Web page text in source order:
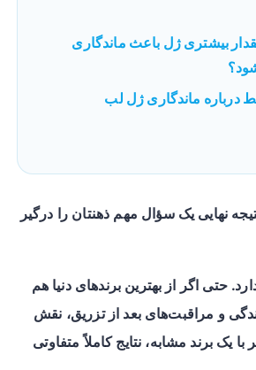
بیشتری ژل باعث ماندگاری
درباره ماندگاری ژل لب
نهایی یک سؤال مهم ذهنتان را درگیر
حتی اگر از بهترین برندهای دنیا هم
و مراقبت‌های بعد از تزریق، نقش
یک برند مشابه، نتایج کاملاً متفاوتی